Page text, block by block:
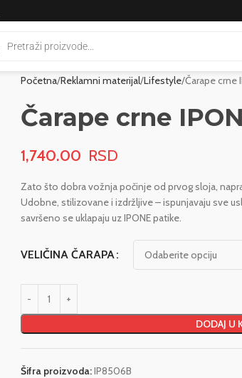
Početna Reklamni materijal Lifestyle Čarape crne
Čarape crne
1,740.00
Zato što dobra vožnja počinje od prvog sloja,
Udobne, stilizovane i izdržljive – ispunjavaju sve
savršeno se uklapaju uz IPONE patike.
VELIČINA ČARAPA
DODAJ U
Šifra proizvoda:IP8506B